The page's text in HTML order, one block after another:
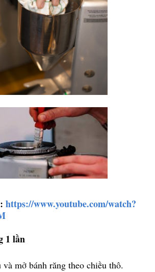
https://www.youtube.com/watch?
1 lần
mở bánh răng theo chiều thô.